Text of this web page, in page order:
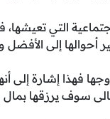
التي تعيشها،
أحوالها إلى
فهذا إشارة
سوف يرزقها